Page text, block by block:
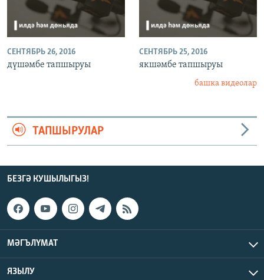
СЕНТЯБРЬ 26, 2016
дүшәмбе тапшыруы
СЕНТЯБРЬ 25, 2016
якшәмбе тапшыруы
башка видеолар
ТАПШЫРУЛАР
БЕЗГӘ КУШЫЛЫГЫЗ!
МӘГЪЛҮМАТ
ЯЗЫЛУ